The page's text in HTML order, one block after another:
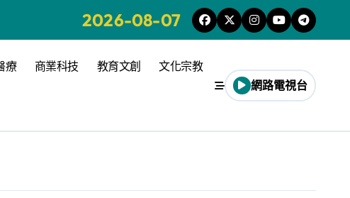
2026-08-07
療 商業科技 教育文創 文化宗教
網路電視台